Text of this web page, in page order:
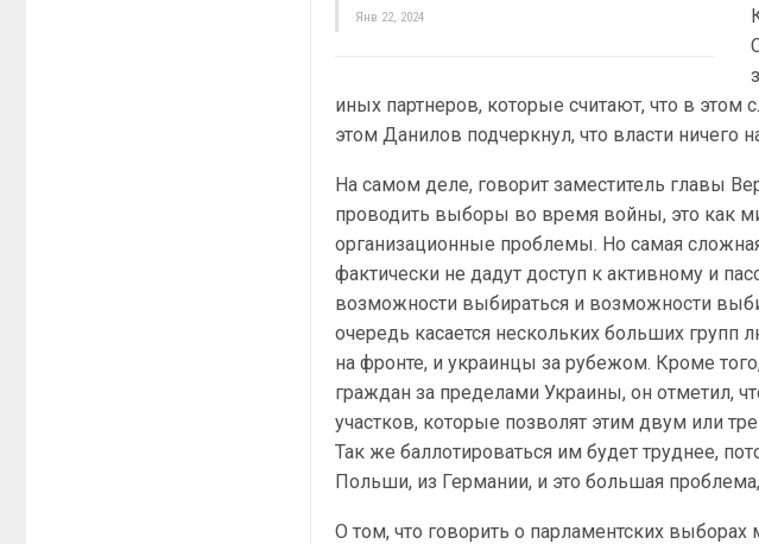
Янв 22, 2024
иных партнеров, которые считают, что в
этом Данилов подчеркнул, что власти ничего
На самом деле, говорит заместитель главы
проводить выборы во время войны, это как
организационные проблемы. Но самая
фактически не дадут доступ к активному и
возможности выбираться и возможности
очередь касается нескольких больших
на фронте, и украинцы за рубежом. Кроме
граждан за пределами Украины, он отметил,
участков, которые позволят этим двум или
Так же баллотироваться им будет труднее,
Польши, из Германии, и это большая
О том, что говорить о парламентских